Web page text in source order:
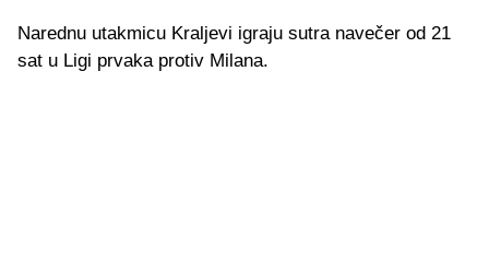
Narednu utakmicu Kraljevi igraju sutra navečer od 21
sat u Ligi prvaka protiv Milana.